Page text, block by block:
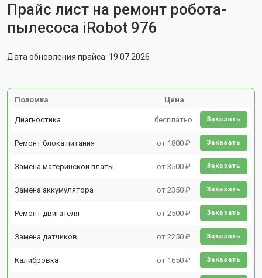
Прайс лист на ремонт робота-
пылесоса iRobot 976
Дата обновления прайса: 19.07.2026
Поломка Цена
Диагностика бесплатно Заказать
Ремонт блока питания от 1800 ₽ Заказать
Замена материнской платы от 3500 ₽ Заказать
Замена аккумулятора от 2350 ₽ Заказать
Ремонт двигателя от 2500 ₽ Заказать
Замена датчиков от 2250 ₽ Заказать
Калибровка от 1650 ₽ Заказать